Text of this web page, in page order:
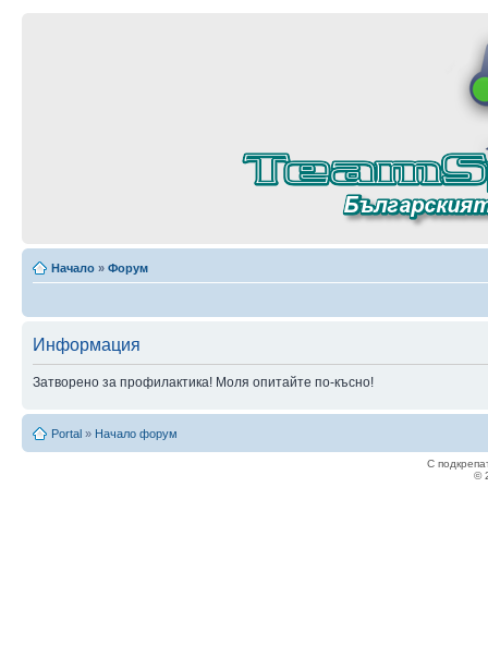
Начало » Форум
Информация
Затворено за профилактика! Моля опитайте по-късно!
Portal » Начало форум
С
©